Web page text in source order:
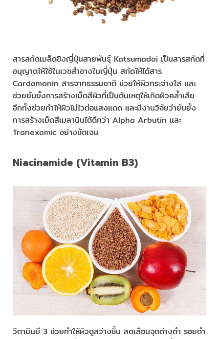
สารสกัดเมล็ดขิงญี่ปุ่นสายพันธุ์ Katsumadai เป็นสารสกัดที่
อนุญาตให้ใช้ในเวชสำอางในญี่ปุ่น สกัดให้ได้สาร
Cardamonin สารจากธรรมชาติ ช่วยให้ผิวกระจ่างใส และ
ช่วยยับยั้งการสร้างเม็ดสีผิวที่เป็นต้นเหตุให้เกิดผิวคล้ำเสีย
อีกทั้งช่วยทำให้ผิวไม่ไวต่อแสงแดด และมีงานวิจัยว่ายับยั้ง
การสร้างเม็ดสีเมลานินได้ดีกว่า Alpha Arbutin และ
Tranexamic อย่างชัดเจน
Niacinamide (Vitamin B3)
วิตามินบี 3 ช่วยทำให้ผิวดูสว่างขึ้น ลดเลือนจุดด่างดำ รอยดำ